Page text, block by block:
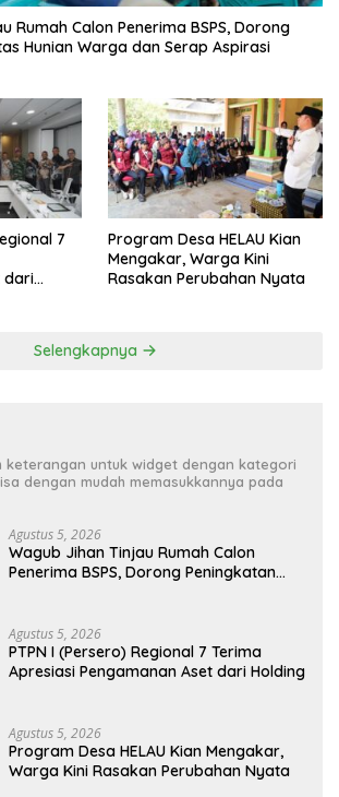
Rumah Calon Penerima BSPS, Dorong
Hunian Warga dan Serap Aspirasi
7
dari
Program Desa HELAU Kian
Mengakar, Warga Kini
Rasakan Perubahan Nyata
Selengkapnya
keterangan untuk widget dengan kategori
dengan mudah memasukkannya pada
Agustus 5, 2026
Wagub Jihan Tinjau Rumah Calon
Penerima BSPS, Dorong Peningkatan
Agustus 5, 2026
PTPN I (Persero) Regional 7 Terima
Apresiasi Pengamanan Aset dari Holding
Agustus 5, 2026
Program Desa HELAU Kian Mengakar,
Warga Kini Rasakan Perubahan Nyata